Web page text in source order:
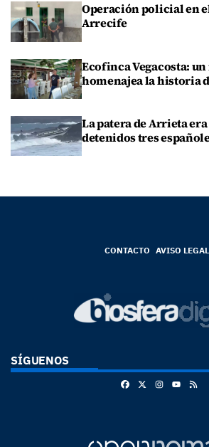
Operación policial en
Arrecife
Ecofinca Vegacosta:
homenajea la historia
La patera de Arrieta
detenidos tres
CONTACTO AVISO LEGAL
SÍGUENOS
FacebookInstagram